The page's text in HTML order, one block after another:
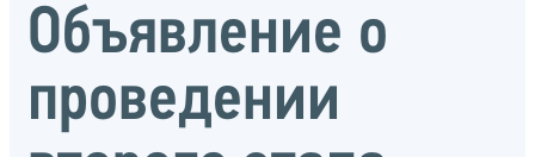
Объявление о
проведении